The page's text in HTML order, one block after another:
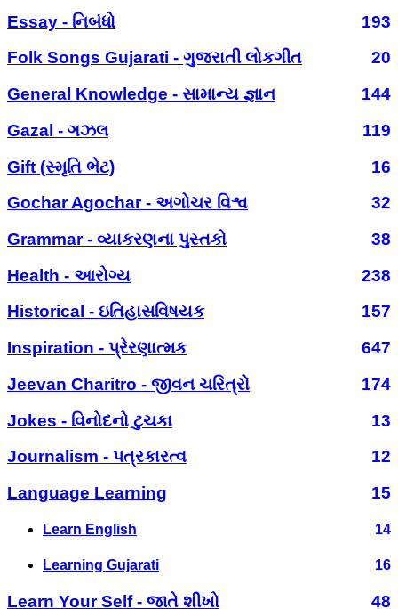
Essay - નિબંધો
193
Folk Songs Gujarati - ગુજરાતી લોકગીત
20
General Knowledge - સામાન્ય જ્ઞાન
144
Gazal - ગઝલ
119
Gift (સ્મૃતિ ભેટ)
16
Gochar Agochar - અગોચર વિશ્વ
32
Grammar - વ્યાકરણના પુસ્તકો
38
Health - આરોગ્ય
238
Historical - ઇતિહાસવિષયક
157
Inspiration - પ્રેરણાત્મક
647
Jeevan Charitro - જીવન ચરિત્રો
174
Jokes - વિનોદનો ટુચકા
13
Journalism - પત્રકારત્વ
12
Language Learning
15
Learn English 14
Learning Gujarati 16
Learn Your Self - જાતે શીખો
48